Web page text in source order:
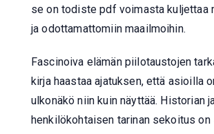
se on todiste pdf voimasta kuljettaa
ja odottamattomiin maailmoihin.
Fascinoiva elämän piilotaustojen
kirja haastaa ajatuksen, että asioilla
ulkonäkö niin kuin näyttää. Historian
henkilökohtaisen tarinan sekoitus on